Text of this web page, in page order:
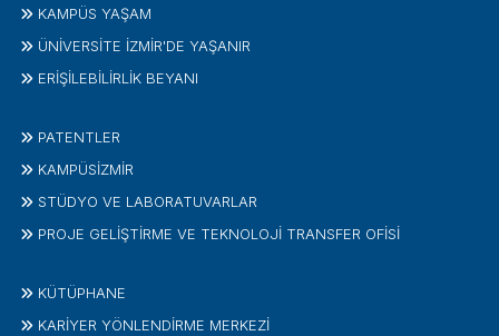
KAMPÜS YAŞAM
ÜNİVERSİTE İZMİR'DE YAŞANIR
ERİŞİLEBİLİRLİK BEYANI
PATENTLER
KAMPÜSİZMIR
STÜDYO VE LABORATUVARLAR
PROJE GELIŞTIRME VE TEKNOLOJI TRANSFER OFISI
KÜTÜPHANE
KARİYER YÖNLENDİRME MERKEZİ